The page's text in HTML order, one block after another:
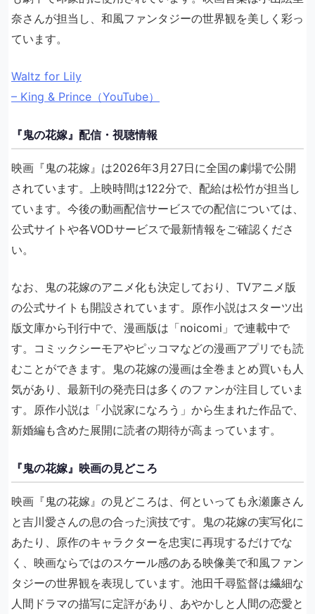
奈さんが担当し、和風ファンタジーの世界観を美しく彩っ
ています。
Waltz for Lily
– King & Prince（YouTube）
『鬼の花嫁』配信・視聴情報
映画『鬼の花嫁』は2026年3月27日に全国の劇場で公開
されています。上映時間は122分で、配給は松竹が担当し
ています。今後の動画配信サービスでの配信については、
公式サイトや各VODサービスで最新情報をご確認くださ
い。
なお、鬼の花嫁のアニメ化も決定しており、TVアニメ版
の公式サイトも開設されています。原作小説はスターツ出
版文庫から刊行中で、漫画版は「noicomi」で連載中で
す。コミックシーモアやピッコマなどの漫画アプリでも読
むことができます。鬼の花嫁の漫画は全巻まとめ買いも人
気があり、最新刊の発売日は多くのファンが注目していま
す。原作小説は「小説家になろう」から生まれた作品で、
新婚編も含めた展開に読者の期待が高まっています。
『鬼の花嫁』映画の見どころ
映画『鬼の花嫁』の見どころは、何といっても永瀬廉さん
と吉川愛さんの息の合った演技です。鬼の花嫁の実写化に
あたり、原作のキャラクターを忠実に再現するだけでな
く、映画ならではのスケール感のある映像美で和風ファン
タジーの世界観を表現しています。池田千尋監督は繊細な
人間ドラマの描写に定評があり、あやかしと人間の恋愛と